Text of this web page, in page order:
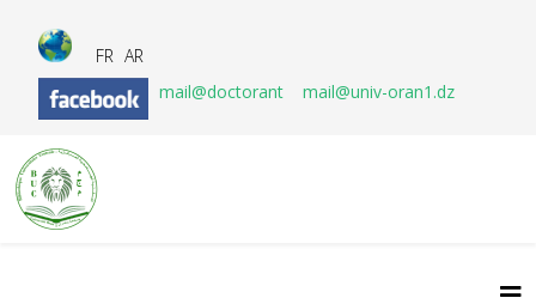
FR AR
mail@doctorant
mail@univ-oran1.dz